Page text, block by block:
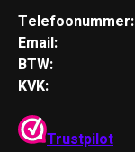
Telefoonummer:
Email:
BTW:
KVK:
Trustpilot